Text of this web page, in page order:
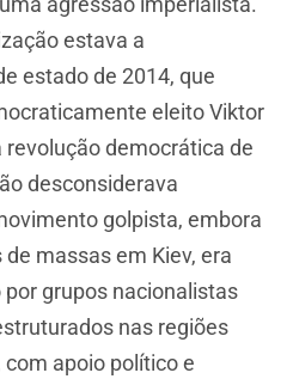
estava a
estado de 2014, que
eleito Viktor
democrática de
desconsiderava
golpista, embora
massas em Kiev, era
grupos nacionalistas
nas regiões
apoio político e